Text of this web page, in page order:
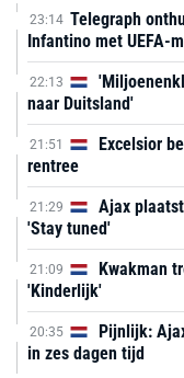
23:14 Telegraph
Infantino met UEFA-
22:13
naar Duitsland'
21:51
Excelsior
rentree
21:29
Ajax
'Stay tuned'
21:09
Kwakman
'Kinderlijk'
20:35
Pijnlijk:
in zes dagen tijd